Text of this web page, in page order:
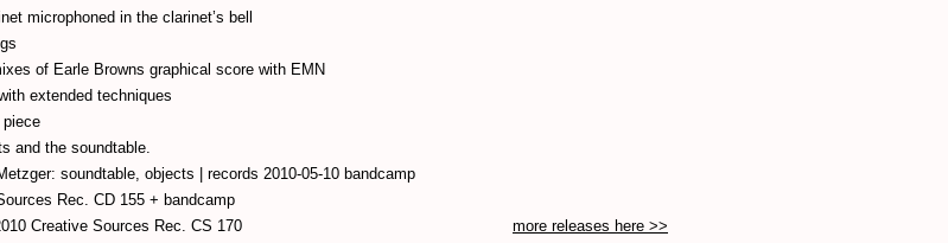
microphoned in the clarinet’s bell
of Earle Browns graphical score with EMN
extended techniques
and the soundtable.
soundtable, objects | records 2010-05-10 bandcamp
Rec. CD 155 + bandcamp
| © 2010 Creative Sources Rec. CS 170 more releases here >>